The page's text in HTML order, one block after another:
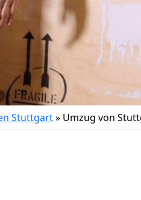
Stuttgart» Umzug von